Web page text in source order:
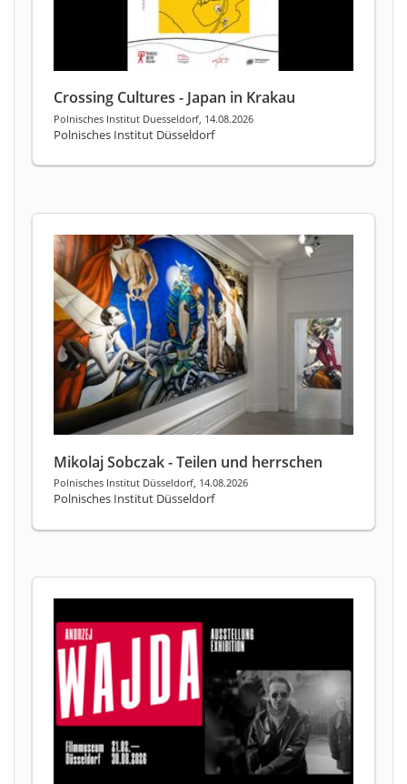
Crossing Cultures - Japan in Krakau
Polnisches Institut Duesseldorf, 14.08.2026
Polnisches Institut Düsseldorf
Mikolaj Sobczak - Teilen und herrschen
Polnisches Institut Düsseldorf, 14.08.2026
Polnisches Institut Düsseldorf